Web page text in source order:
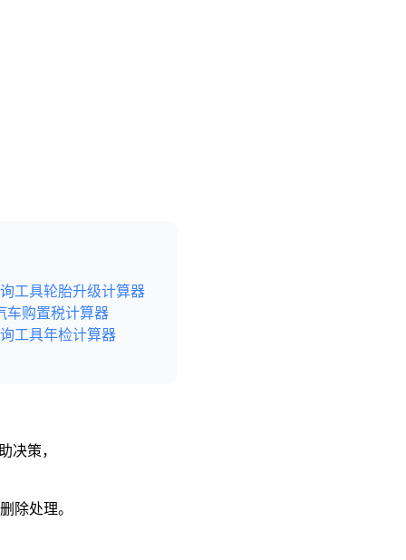
工具轮胎升级计算器
车购置税计算器
工具年检计算器
决策，
除处理。